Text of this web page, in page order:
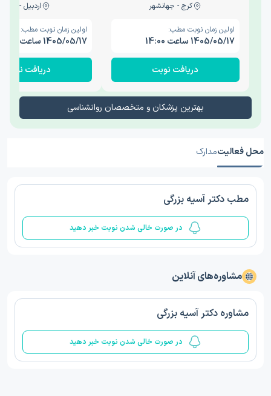
کرج - جهانشهر
اولین زمان نوبت مطب:
1405/05/17 ساعت 14:00
دریافت نوبت
اردبیل - والی
اولین زمان نوبت مطب:
1405/05/17 ساعت 15:00
دریافت نوبت
بهترین پزشکان و متخصصان روانشناسی
محل فعالیتمدارک
مطب دکتر آسیه بزرگی
در صورت خالی شدن نوبت خبر دهید
مشاوره‌های آنلاین
مشاوره دکتر آسیه بزرگی
در صورت خالی شدن نوبت خبر دهید